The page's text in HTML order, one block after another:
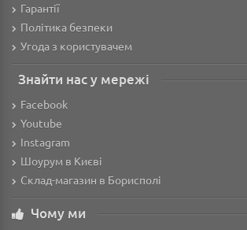
Гарантії
Політика безпеки
Угода з користувачем
Знайти нас у мережі
Facebook
Youtube
Instagram
Шоурум в Києві
Склад-магазин в Борисполі
Чому ми